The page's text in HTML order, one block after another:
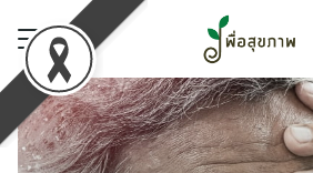
content